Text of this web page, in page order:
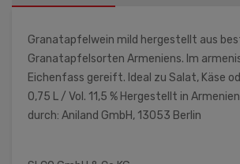
Granatapfelwein mild hergestellt aus
Granatapfelsorten Armeniens. Im
Eichenfass gereift. Ideal zu Salat, Käse
0,75 L / Vol. 11,5 % Hergestellt in
durch: Aniland GmbH, 13053 Berlin